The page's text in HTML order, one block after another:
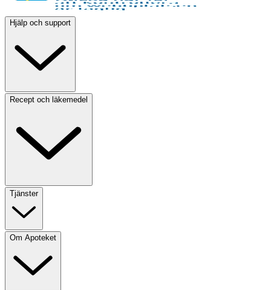
Hjälp och support
Recept och läkemedel
Tjänster
Om Apoteket